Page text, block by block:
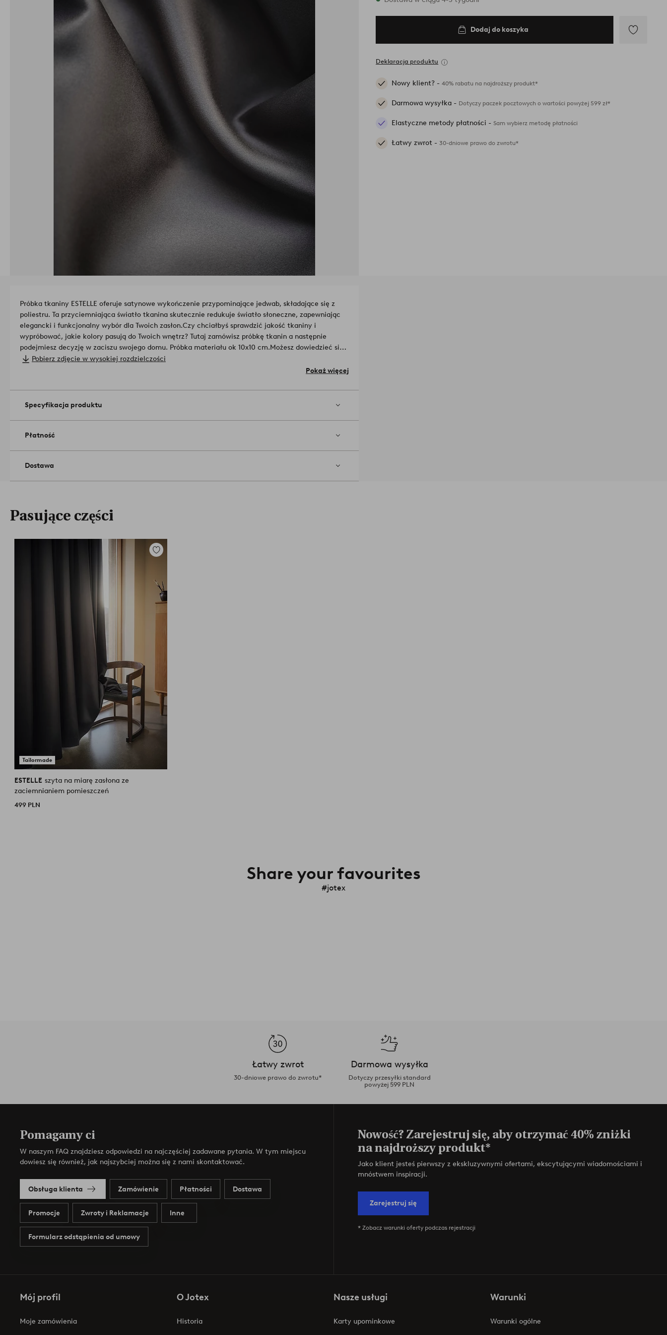
Dodaj do koszyka
Deklaracja produktu
Nowy klient? -40% rabatu na najdroższy produkt*
Darmowa wysyłka - Dotyczy paczek pocztowych o wartości powyżej 599 zł*
Elastyczne metody płatności -Sam wybierz metodę płatności
Łatwy zwrot -30-dniowe prawo do zwrotu*
Próbka tkaniny ESTELLE oferuje satynowe wykończenie przypominające jedwab, składające się z
poliestru. Ta przyciemniająca światło tkanina skutecznie redukuje światło słoneczne, zapewniając
elegancki i funkcjonalny wybór dla Twoich zasłon.Czy chciałbyś sprawdzić jakość tkaniny i
wypróbować, jakie kolory pasują do Twoich wnętrz? Tutaj zamówisz próbkę tkanin a następnie
podejmiesz decyzję w zaciszu swojego domu. Próbka materiału ok 10x10 cm.Możesz dowiedzieć się
więcej o zasłonie, wyszukując numer artykułu: 2153904 (wpisz w polu wyszukiwania).
Pobierz zdjęcie w wysokiej rozdzielczości
Pokaż więcej
Specyfikacja produktu
Płatność
Dostawa
Pasujące części
Tailormade
Dodaj
ESTELLE szyta na miarę zasłona ze
zaciemnianiem pomieszczeń
499 PLN
Share your favourites
#jotex
Łatwy zwrot
30-dniowe prawo do zwrotu*
Darmowa wysyłka
Dotyczy przesyłki standard
powyżej 599 PLN
Pomagamy ci
W naszym FAQ znajdziesz odpowiedzi na najczęściej zadawane pytania. W tym miejscu
dowiesz się również, jak najszybciej można się z nami skontaktować.
Obsługa klienta Zamówienie Płatności Dostawa
Promocje Zwroty i Reklamacje Inne
Formularz odstąpienia od umowy
Nowość? Zarejestruj się, aby otrzymać 40% zniżki
na najdroższy produkt*
Jako klient jesteś pierwszy z ekskluzywnymi ofertami, ekscytującymi wiadomościami i
mnóstwem inspiracji.
Zarejestruj się
* Zobacz warunki oferty podczas rejestracji
Mój profil
Moje zamówienia
O Jotex
Historia
Nasze usługi
Karty upominkowe
Warunki
Warunki ogólne